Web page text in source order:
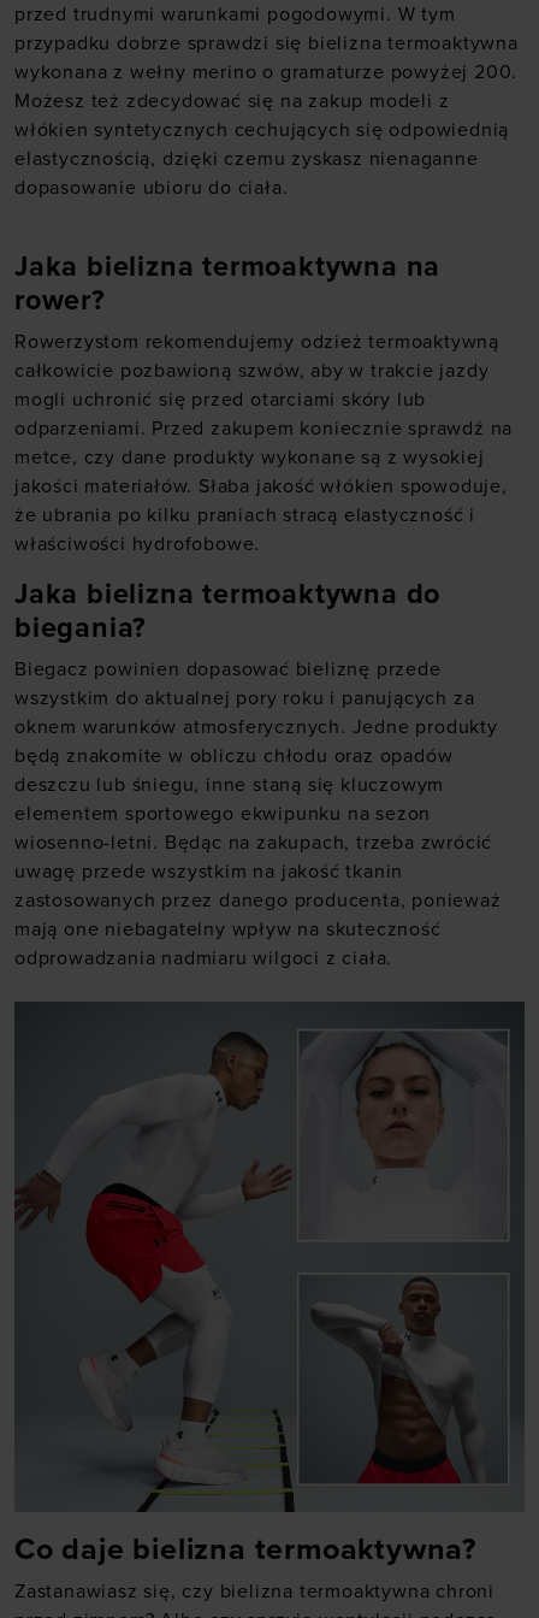
przed trudnymi warunkami pogodowymi. W tym
przypadku dobrze sprawdzi się bielizna termoaktywna
wykonana z wełny merino o gramaturze powyżej 200.
Możesz też zdecydować się na zakup modeli z
włókien syntetycznych cechujących się odpowiednią
elastycznością, dzięki czemu zyskasz nienaganne
dopasowanie ubioru do ciała.
Jaka bielizna termoaktywna na
rower?
Rowerzystom rekomendujemy odzież termoaktywną
całkowicie pozbawioną szwów, aby w trakcie jazdy
mogli uchronić się przed otarciami skóry lub
odparzeniami. Przed zakupem koniecznie sprawdź na
metce, czy dane produkty wykonane są z wysokiej
jakości materiałów. Słaba jakość włókien spowoduje,
że ubrania po kilku praniach stracą elastyczność i
właściwości hydrofobowe.
Jaka bielizna termoaktywna do
biegania?
Biegacz powinien dopasować bieliznę przede
wszystkim do aktualnej pory roku i panujących za
oknem warunków atmosferycznych. Jedne produkty
będą znakomite w obliczu chłodu oraz opadów
deszczu lub śniegu, inne staną się kluczowym
elementem sportowego ekwipunku na sezon
wiosenno-letni. Będąc na zakupach, trzeba zwrócić
uwagę przede wszystkim na jakość tkanin
zastosowanych przez danego producenta, ponieważ
mają one niebagatelny wpływ na skuteczność
odprowadzania nadmiaru wilgoci z ciała.
Co daje bielizna termoaktywna?
Zastanawiasz się, czy bielizna termoaktywna chroni